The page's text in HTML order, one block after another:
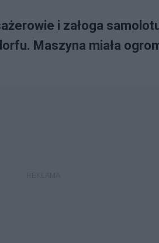
i załoga
Maszyna miała